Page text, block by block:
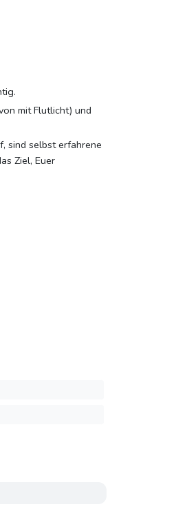
mit Flutlicht) und
sind selbst erfahrene
Ziel, Euer